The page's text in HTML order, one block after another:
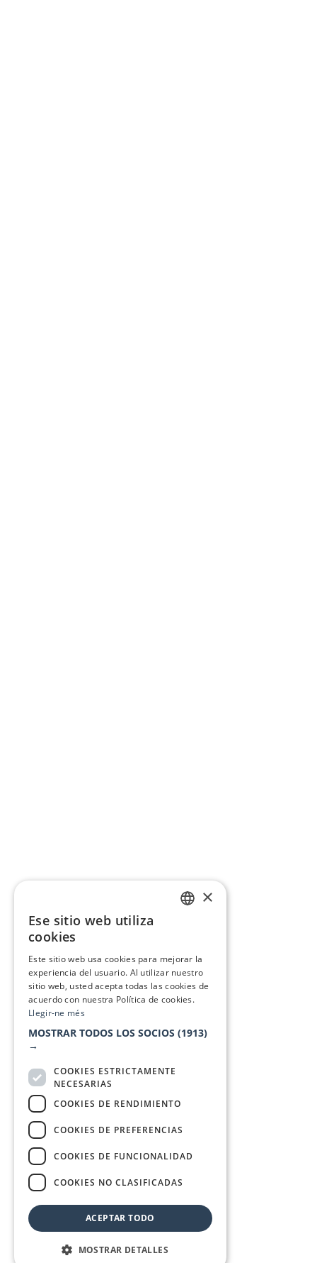
×
Ese sitio web utiliza
cookies
Este sitio web usa cookies para mejorar la
experiencia del usuario. Al utilizar nuestro
sitio web, usted acepta todas las cookies de
acuerdo con nuestra Política de cookies.
Llegir-ne més
MOSTRAR TODOS LOS SOCIOS (1913)
→
COOKIES ESTRICTAMENTE
NECESARIAS
COOKIES DE RENDIMIENTO
COOKIES DE PREFERENCIAS
COOKIES DE FUNCIONALIDAD
COOKIES NO CLASIFICADAS
ACEPTAR TODO
MOSTRAR DETALLES